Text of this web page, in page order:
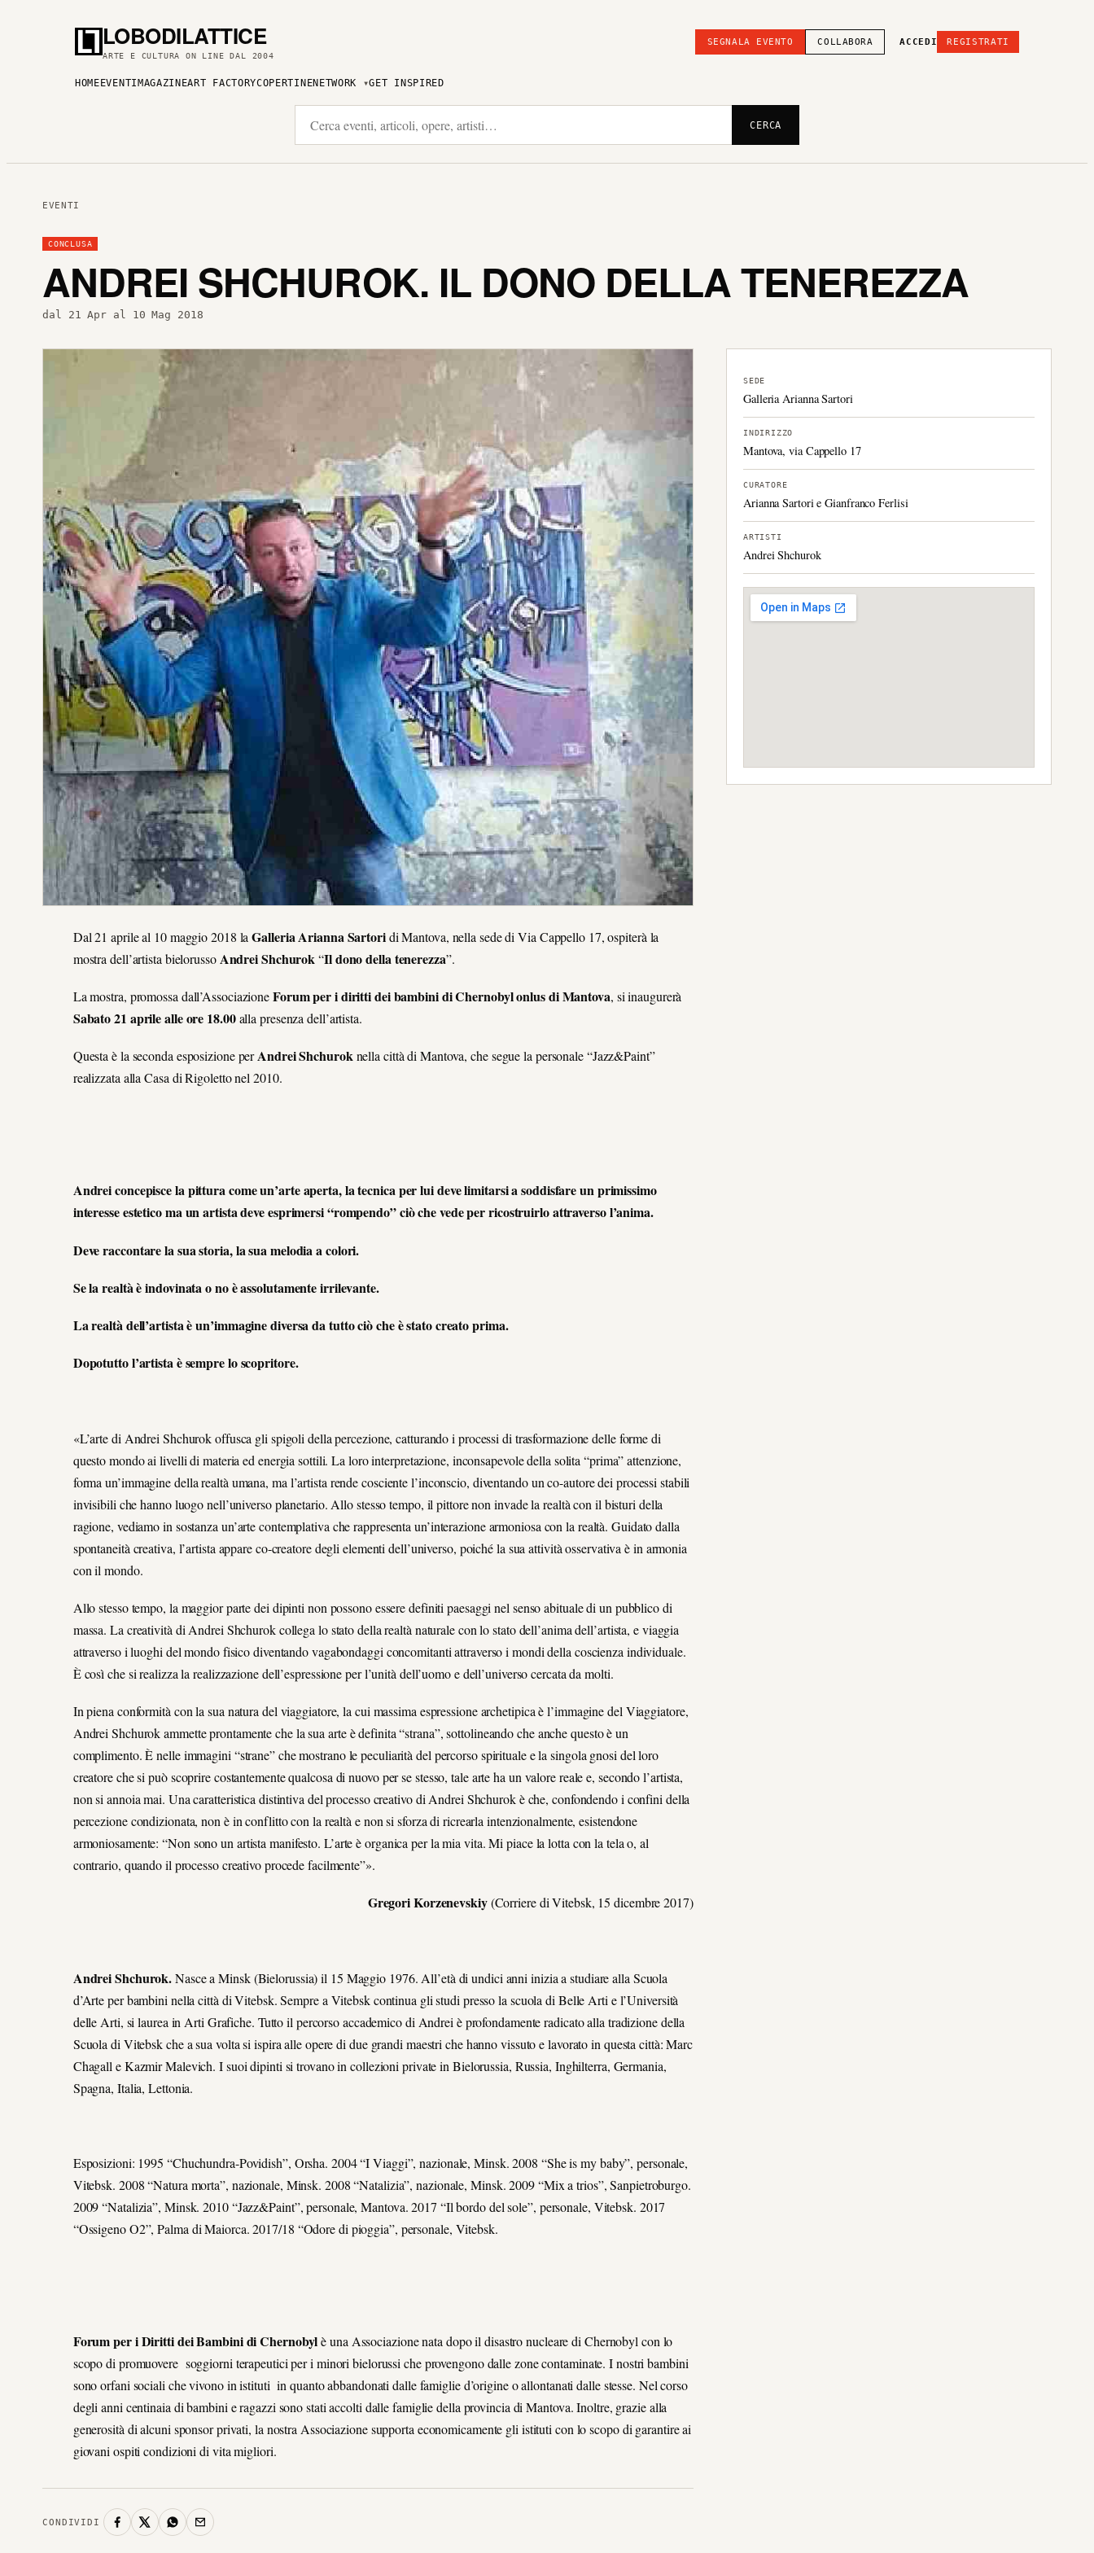
LOBODILATTICE
ARTE E CULTURA ON LINE DAL 2004
SEGNALA EVENTO COLLABORA ACCEDI REGISTRATI
HOME EVENTI MAGAZINEART FACTORYCOPERTINENETWORK GET INSPIRED
CERCA
EVENTI
CONCLUSA
ANDREI SHCHUROK. IL DONO DELLA TENEREZZA
dal 21 Apr al 10 Mag 2018
Dal 21 aprile al 10 maggio 2018 laGalleria Arianna Sartoridi Mantova, nella sede di Via Cappello 17, ospiterà la
mostra dell’artista bielorusso Andrei Shchurok “Il dono della tenerezza”.
La mostra, promossa dall’AssociazioneForum per i diritti dei bambini di Chernobyl onlus di Mantova, si inaugurerà
Sabato 21 aprile alle ore 18.00alla presenza dell’artista.
Questa è la seconda esposizione perAndrei Shchuroknella città di Mantova, che segue la personale “Jazz&Paint”
realizzata alla Casa di Rigoletto nel 2010.
Andrei concepisce la pittura come un’arte aperta, la tecnica per lui deve limitarsi a soddisfare un primissimo
interesse estetico ma un artista deve esprimersi “rompendo” ciò che vede per ricostruirlo attraverso l’anima.
Deve raccontare la sua storia, la sua melodia a colori.
Se la realtà è indovinata o no è assolutamente irrilevante.
La realtà dell’artista è un’immagine diversa da tutto ciò che è stato creato prima.
Dopotutto l’artista è sempre lo scopritore.
«L’arte di Andrei Shchurok offusca gli spigoli della percezione, catturando i processi di trasformazione delle forme di
questo mondo ai livelli di materia ed energia sottili. La loro interpretazione, inconsapevole della solita “prima” attenzione,
forma un’immagine della realtà umana, ma l’artista rende cosciente l’inconscio, diventando un co-autore dei processi stabili
invisibili che hanno luogo nell’universo planetario. Allo stesso tempo, il pittore non invade la realtà con il bisturi della
ragione, vediamo in sostanza un’arte contemplativa che rappresenta un’interazione armoniosa con la realtà. Guidato dalla
spontaneità creativa, l’artista appare co-creatore degli elementi dell’universo, poiché la sua attività osservativa è in armonia
con il mondo.
Allo stesso tempo, la maggior parte dei dipinti non possono essere definiti paesaggi nel senso abituale di un pubblico di
massa. La creatività di Andrei Shchurok collega lo stato della realtà naturale con lo stato dell’anima dell’artista, e viaggia
attraverso i luoghi del mondo fisico diventando vagabondaggi concomitanti attraverso i mondi della coscienza individuale.
È così che si realizza la realizzazione dell’espressione per l’unità dell’uomo e dell’universo cercata da molti.
In piena conformità con la sua natura del viaggiatore, la cui massima espressione archetipica è l’immagine del Viaggiatore,
Andrei Shchurok ammette prontamente che la sua arte è definita “strana”, sottolineando che anche questo è un
complimento. È nelle immagini “strane” che mostrano le peculiarità del percorso spirituale e la singola gnosi del loro
creatore che si può scoprire costantemente qualcosa di nuovo per se stesso, tale arte ha un valore reale e, secondo l’artista,
non si annoia mai. Una caratteristica distintiva del processo creativo di Andrei Shchurok è che, confondendo i confini della
percezione condizionata, non è in conflitto con la realtà e non si sforza di ricrearla intenzionalmente, esistendone
armoniosamente: “Non sono un artista manifesto. L’arte è organica per la mia vita. Mi piace la lotta con la tela o, al
contrario, quando il processo creativo procede facilmente”».
Gregori Korzenevskiy(Corriere di Vitebsk, 15 dicembre 2017)
Andrei Shchurok.Nasce a Minsk (Bielorussia) il 15 Maggio 1976. All’età di undici anni inizia a studiare alla Scuola
d’Arte per bambini nella città di Vitebsk. Sempre a Vitebsk continua gli studi presso la scuola di Belle Arti e l’Università
delle Arti, si laurea in Arti Grafiche. Tutto il percorso accademico di Andrei è profondamente radicato alla tradizione della
Scuola di Vitebsk che a sua volta si ispira alle opere di due grandi maestri che hanno vissuto e lavorato in questa città: Marc
Chagall e Kazmir Malevich. I suoi dipinti si trovano in collezioni private in Bielorussia, Russia, Inghilterra, Germania,
Spagna, Italia, Lettonia.
Esposizioni: 1995 “Chuchundra-Povidish”, Orsha. 2004 “I Viaggi”, nazionale, Minsk. 2008 “She is my baby”, personale,
Vitebsk. 2008 “Natura morta”, nazionale, Minsk. 2008 “Natalizia”, nazionale, Minsk. 2009 “Mix a trios”, Sanpietroburgo.
2009 “Natalizia”, Minsk. 2010 “Jazz&Paint”, personale, Mantova. 2017 “Il bordo del sole”, personale, Vitebsk. 2017
“Ossigeno O2”, Palma di Maiorca. 2017/18 “Odore di pioggia”, personale, Vitebsk.
Forum per i Diritti dei Bambini di Chernobylè una Associazione nata dopo il disastro nucleare di Chernobyl con lo
scopo di promuovere soggiorni terapeutici per i minori bielorussi che provengono dalle zone contaminate. I nostri bambini
sono orfani sociali che vivono in istituti in quanto abbandonati dalle famiglie d’origine o allontanati dalle stesse. Nel corso
degli anni centinaia di bambini e ragazzi sono stati accolti dalle famiglie della provincia di Mantova. Inoltre, grazie alla
generosità di alcuni sponsor privati, la nostra Associazione supporta economicamente gli istituti con lo scopo di garantire ai
giovani ospiti condizioni di vita migliori.
CONDIVIDI
SEDE
Galleria Arianna Sartori
INDIRIZZO
Mantova, via Cappello 17
CURATORE
Arianna Sartori e Gianfranco Ferlisi
ARTISTI
Andrei Shchurok